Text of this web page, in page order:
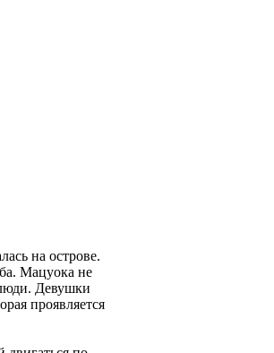
на острове.
Мацуока не
Девушки
проявляется